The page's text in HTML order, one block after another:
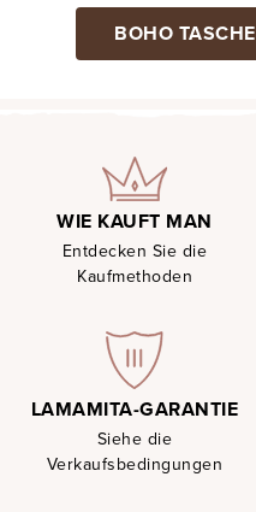
BOHO TASCHE
WIE KAUFT MAN
Entdecken Sie die
Kaufmethoden
LAMAMITA-GARANTIE
Siehe die
Verkaufsbedingungen